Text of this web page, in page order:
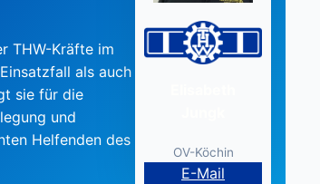
THW-Kräfte im
als auch
sie für die
und
Helfenden des
OV-Köchin
E-Mail